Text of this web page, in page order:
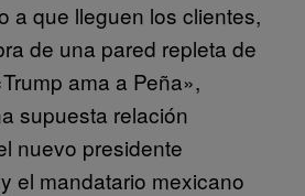
a que lleguen los clientes,
de una pared repleta de
ama a Peña»,
supuesta relación
nuevo presidente
el mandatario mexicano